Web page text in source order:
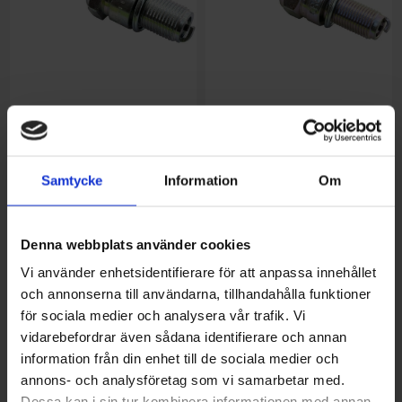
Samtycke Information Om
Denna webbplats använder cookies
Vi använder enhetsidentifierare för att anpassa innehållet
och annonserna till användarna, tillhandahålla funktioner
för sociala medier och analysera vår trafik. Vi
vidarebefordrar även sådana identifierare och annan
information från din enhet till de sociala medier och
annons- och analysföretag som vi samarbetar med.
BR9ES Tändstift
61,00 kr
CR7E Tändstift
134,00 kr CR9EKB Tändstift
202,00 kr